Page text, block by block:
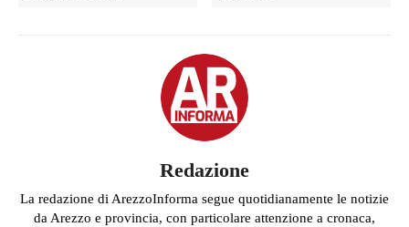
Redazione
La redazione di ArezzoInforma segue quotidianamente le notizie
da Arezzo e provincia, con particolare attenzione a cronaca,